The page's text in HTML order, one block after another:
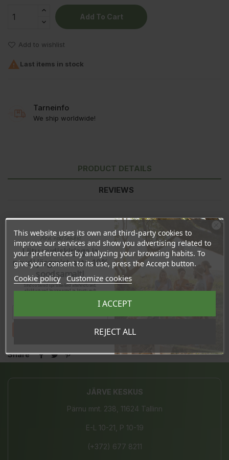
Add To Cart
Add to wishlist
 Last items in stock
Tarneinfo
We ship worldwide!
PRODUCT DETAILS
REVIEWS
In stock 3 Items
Share
JÄRVE KESKUS
Pärnu mnt. 238, 11624 Tallinn
E-L 10-21, P 10-19
(+372) 677 8211
This website uses its own and third-party cookies to
improve our services and show you advertising related to
your preferences by analyzing your browsing habits. To
give your consent to its use, press the Accept button.
Cookie policy Customize cookies
REJECT ALL
I ACCEPT
Ära veel lahku!
Liitu uudiskirjaga ja
naudi järgmist ostu 10%
soodsamalt!
Sind ootavad spetsiaalsed allahindlused,
eksklusiivsed kampaaniad ja kingitused!